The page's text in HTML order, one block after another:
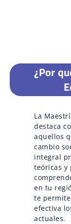
¿Por
La
destaca
aquellos
cambio
integral
teóricas y
en tu
te
efectiva
actuales.